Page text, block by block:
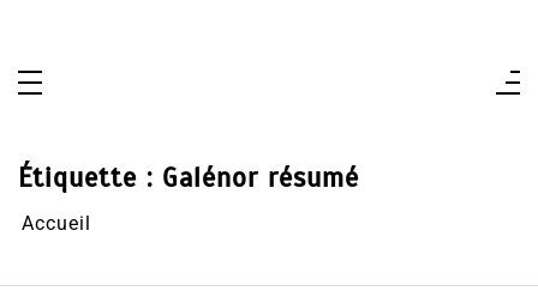
Étiquette : Galénor résumé
Accueil